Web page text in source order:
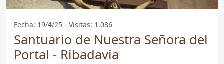
Fecha: 19/4/25 - Visitas: 1.086
Santuario de Nuestra Señora del
Portal - Ribadavia